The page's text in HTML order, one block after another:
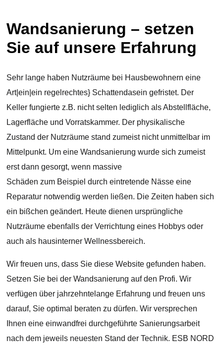
Wandsanierung – setzen
Sie auf unsere Erfahrung
Sehr lange haben Nutzräume bei Hausbewohnern eine
Art|ein|ein regelrechtes} Schattendasein gefristet. Der
Keller fungierte z.B. nicht selten lediglich als Abstellfläche,
Lagerfläche und Vorratskammer. Der physikalische
Zustand der Nutzräume stand zumeist nicht unmittelbar im
Mittelpunkt. Um eine Wandsanierung wurde sich zumeist
erst dann gesorgt, wenn massive
Schäden zum Beispiel durch eintretende Nässe eine
Reparatur notwendig werden ließen. Die Zeiten haben sich
ein bißchen geändert. Heute dienen ursprüngliche
Nutzräume ebenfalls der Verrichtung eines Hobbys oder
auch als hausinterner Wellnessbereich.
Wir freuen uns, dass Sie diese Website gefunden haben.
Setzen Sie bei der Wandsanierung auf den Profi. Wir
verfügen über jahrzehntelange Erfahrung und freuen uns
darauf, Sie optimal beraten zu dürfen. Wir versprechen
Ihnen eine einwandfrei durchgeführte Sanierungsarbeit
nach dem jeweils neuesten Stand der Technik. ESB NORD